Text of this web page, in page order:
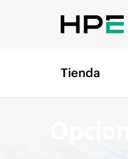
Tienda